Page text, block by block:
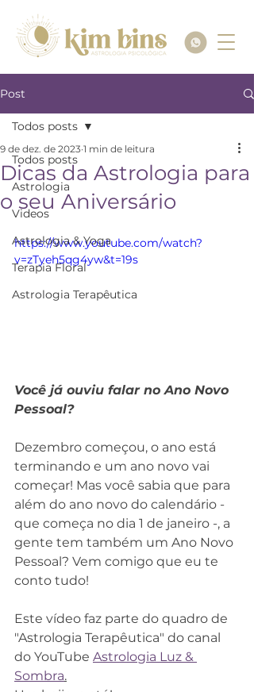
Post
Todos posts
Astrologia
Videos
Astrologia & Yoga
Terapia Floral
Astrologia Terapêutica
Todos posts
Dicas da Astrologia para
o seu Aniversário
9 de dez. de 2023 1 min de leitura
https://www.youtube.com/watch?
v=zTyeh5qg4yw&t=19s
Você já ouviu falar no Ano Novo
Pessoal?
Dezembro começou, o ano está
terminando e um ano novo vai
começar! Mas você sabia que para
além do ano novo do calendário -
que começa no dia 1 de janeiro -, a
gente tem também um Ano Novo
Pessoal? Vem comigo que eu te
conto tudo!
Este vídeo faz parte do quadro de
"Astrologia Terapêutica" do canal
do YouTube Astrologia Luz &
Sombra.